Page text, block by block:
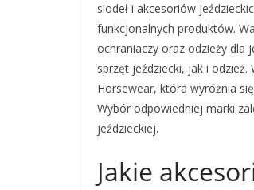
siodeł i akcesoriów
funkcjonalnych produktów.
ochraniaczy oraz odzieży dla
sprzęt jeździecki, jak i
Horsewear, która wyróżnia
Wybór odpowiedniej marki
jeździeckiej.
Jakie